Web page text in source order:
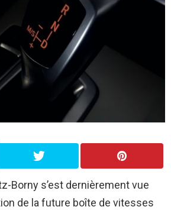
Borny s’est dernièrement vue
de la future boîte de vitesses